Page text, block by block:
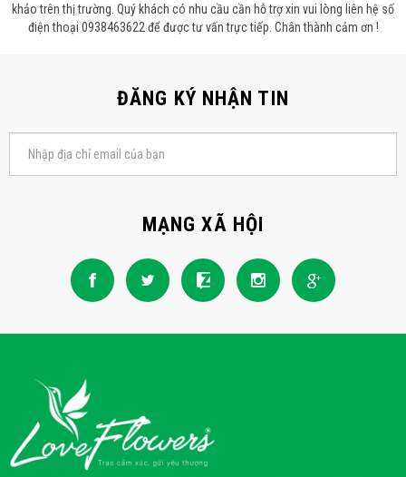
khảo trên thị trường. Quý khách có nhu cầu cần hỗ trợ xin vui lòng liên hệ số
điện thoại 0938463622 để được tư vấn trực tiếp. Chân thành cảm ơn !
ĐĂNG KÝ NHẬN TIN
MẠNG XÃ HỘI